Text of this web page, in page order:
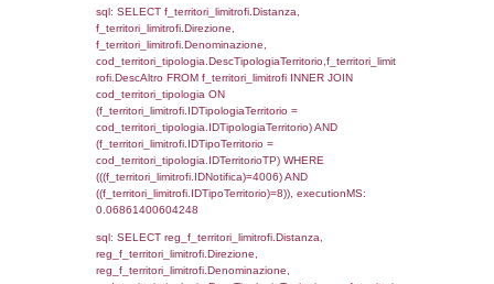
sql: SELECT f_territori_limitrofi.Distanza,
f_territori_limitrofi.Direzione,
f_territori_limitrofi.Denominazione,
f_territori_limitrofi.DescAltro,
f_territori_limitrofi INNER JOIN
(f_territori_limitrofi.IDTipologiaTerritorio =
cod_territori_tipologia.IDTipologiaTerritorio)
(f_territori_limitrofi.IDTipoTerritorio =
cod_territori_tipologia.IDTerritorioTP)